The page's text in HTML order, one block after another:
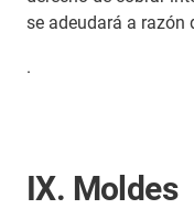
se adeudará a razón
.
IX. Moldes